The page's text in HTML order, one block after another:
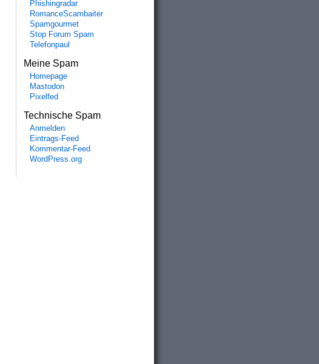
Phishingradar
RomanceScambaiter
Spamgourmet
Stop Forum Spam
Telefonpaul
Meine Spam
Homepage
Mastodon
Pixelfed
Technische Spam
Anmelden
Eintrags-Feed
Kommentar-Feed
WordPress.org